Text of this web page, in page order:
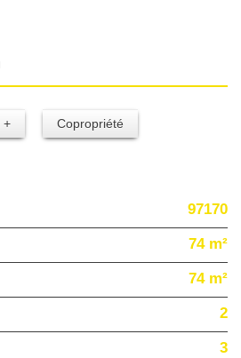
+ Copropriété
97170
74 m²
74 m²
2
3